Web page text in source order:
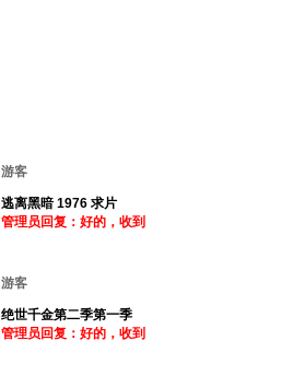
游客
逃离黑暗 1976 求片
管理员回复：好的，收到
游客
绝世千金第二季第一季
管理员回复：好的，收到